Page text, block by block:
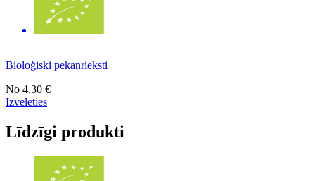
Bioloģiski pekanrieksti
No 4,30 €
Izvēlēties
Līdzīgi produkti